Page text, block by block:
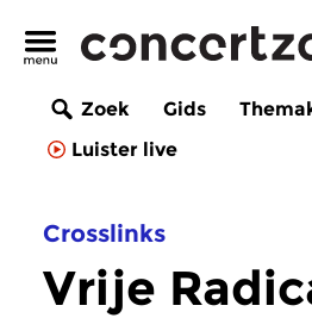
Zoek Gids
Luister live
Crosslinks
Vrije